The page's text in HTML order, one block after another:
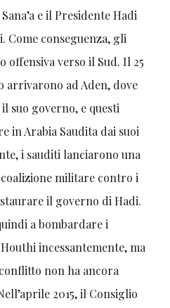
e il Presidente Hadi
Come conseguenza, gli
verso il Sud. Il 25
arrivarono ad Aden, dove
suo governo, e questi
in Arabia Saudita dai suoi
i sauditi lanciarono una
militare contro i
il governo di Hadi.
a bombardare i
incessantemente, ma
non ha ancora
2015, il Consiglio